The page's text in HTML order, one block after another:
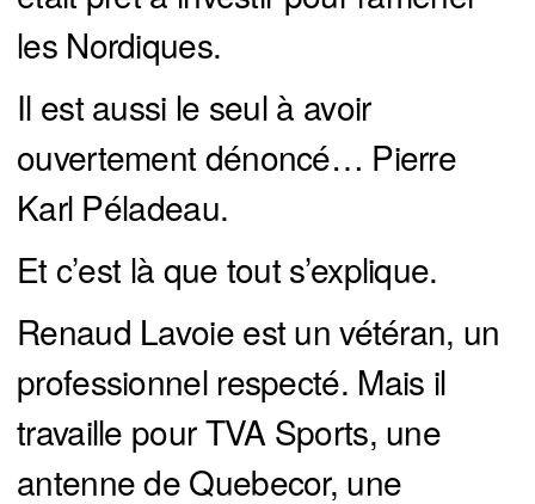
les Nordiques.
Il est aussi le seul à avoir
ouvertement dénoncé… Pierre
Karl Péladeau.
Et c’est là que tout s’explique.
Renaud Lavoie est un vétéran, un
professionnel respecté. Mais il
travaille pour TVA Sports, une
antenne de Quebecor, une